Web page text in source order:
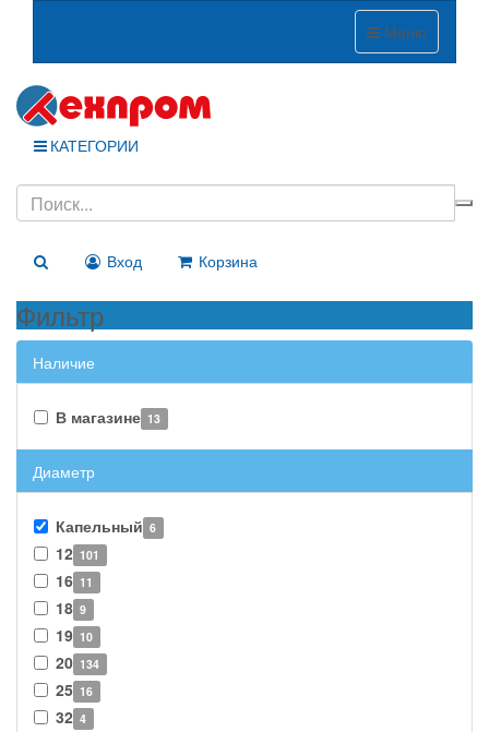
Меню
КАТЕГОРИИ
Вход Корзина
Фильтр
Наличие
В магазине 13
Диаметр
Капельный 6
12 101
16 11
18 9
19 10
20 134
25 16
32 4